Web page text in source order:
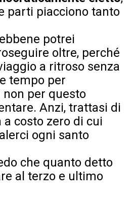
parti piacciono tanto
potrei
oltre, perché
a ritroso senza
tempo per
per questo
Anzi, trattasi di
costo zero di cui
ogni santo
che quanto detto
al terzo e ultimo